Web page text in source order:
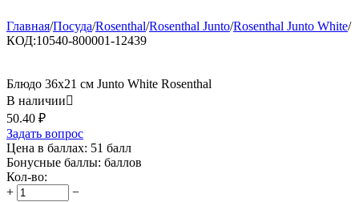
Главная/Посуда/Rosenthal/Rosenthal Junto/Rosenthal Junto White/
КОД:10540-800001-12439
Блюдо 36х21 см Junto White Rosenthal
В наличии
50.40 ₽
Задать вопрос
Цена в баллах: 51 балл
Бонусные баллы: баллов
Кол-во:
+
−